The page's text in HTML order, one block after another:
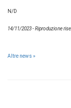
N/D
14/11/2023 - Riproduzione
Altre news »